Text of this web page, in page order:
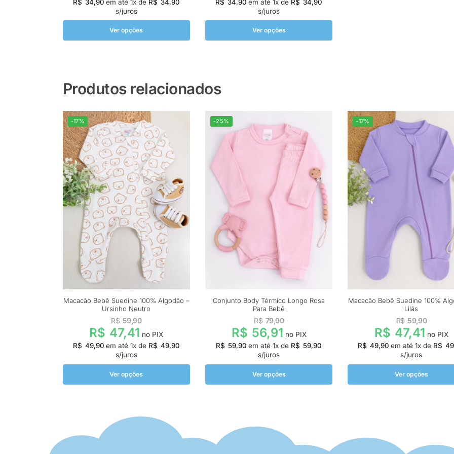
R$ 34,90 em até 1x de R$ 34,90
s/juros
Ver opções
R$ 34,90 em até1x de R$ 34,90
s/juros
Ver opções
Produtos relacionados
-17%
Macacão Bebê Suedine 100% Algodão –
Ursinho Neutro
R$59,90
R$ 47,41 no PIX
R$ 49,90 em até 1x de R$ 49,90
s/juros
Ver opções
-25%
Conjunto Body Térmico Longo Rosa
Para Bebê
R$79,90
R$ 56,91 no PIX
R$ 59,90 em até1x de R$ 59,90
s/juros
Ver opções
-17%
Macacão Bebê Suedine 100%
Lilás
R$59,90
R$ 47,41 no PIX
R$ 49,90 em até1x de R$
s/juros
Ver opções